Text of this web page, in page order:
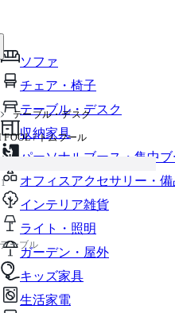
ソファ
チェア・椅子
テーブル・デスク
収納家具
パーソナルブース・集中
オフィスアクセサリー・備
インテリア雑貨
ライト・照明
ガーデン・屋外
キッズ家具
生活家電
、カートに追加できます
テーブル・デスク
FOOL / トムフール
ーブル